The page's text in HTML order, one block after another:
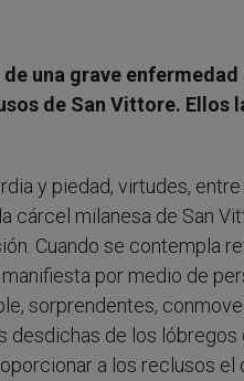
una grave enfermedad
de San Vittore. Ellos
y piedad, virtudes,
milanesa de San
Cuando se contempla
por medio de
sorprendentes,
desdichas de los
a los reclusos el